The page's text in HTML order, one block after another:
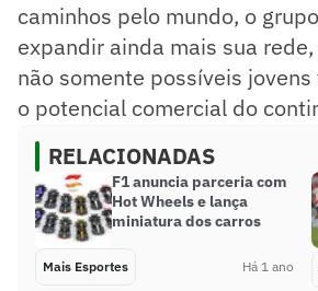
caminhos pelo mundo, o
expandir ainda mais sua
não somente possíveis
o potencial comercial do
RELACIONADAS
F1 anuncia parceria com
Hot Wheels e lança
miniatura dos carros
Mais Esportes Há 1 ano